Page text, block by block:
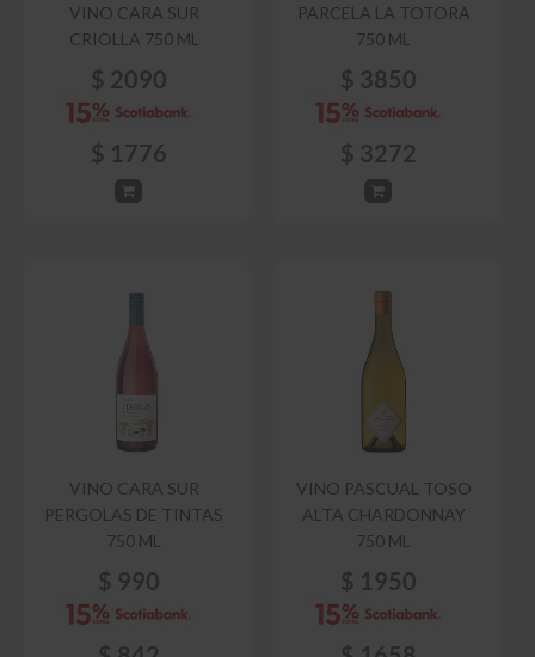
VINO CARA SUR
CRIOLLA 750 ML
$ 2090
$ 1776
PARCELA LA TOTORA
750 ML
$ 3850
$ 3272
VINO CARA SUR
PERGOLAS DE TINTAS
750 ML
$ 990
VINO PASCUAL TOSO
ALTA CHARDONNAY
750 ML
$ 1950